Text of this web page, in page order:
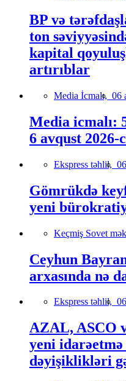
BP və
ton
kapital
artırıblar
Media İcmalı, 06
Media icmalı:
6 avqust 2026-
Ekspress təhlil,
Gömrükdə
yeni
Keçmiş Sovet
Ceyhun
arxasında nə
Ekspress təhlil,
AZAL, ASCO
yeni
dəyişiklikləri